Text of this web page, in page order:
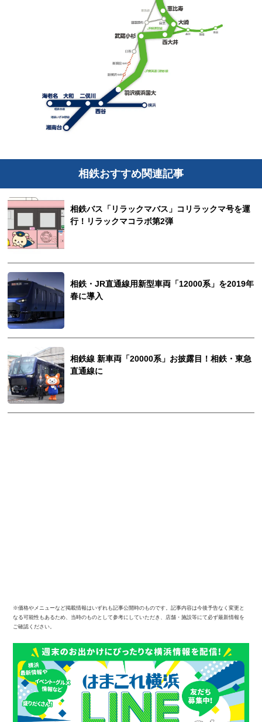
相鉄おすすめ関連記事
相鉄バス「リラックマバス」コリラックマ号を運
行！リラックマコラボ第2弾
相鉄・JR直通線用新型車両「12000系」を2019年
春に導入
相鉄線 新車両「20000系」お披露目！相鉄・東急
直通線に
※価格やメニューなど掲載情報はいずれも記事公開時のものです。記事内容は今後予告なく変更と
なる可能性もあるため、当時のものとして参考にしていただき、店舗・施設等にて必ず最新情報を
ご確認ください。